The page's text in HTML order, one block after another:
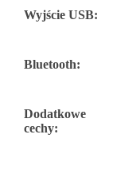
Wyjście USB:
Bluetooth:
Dodatkowe
cechy: